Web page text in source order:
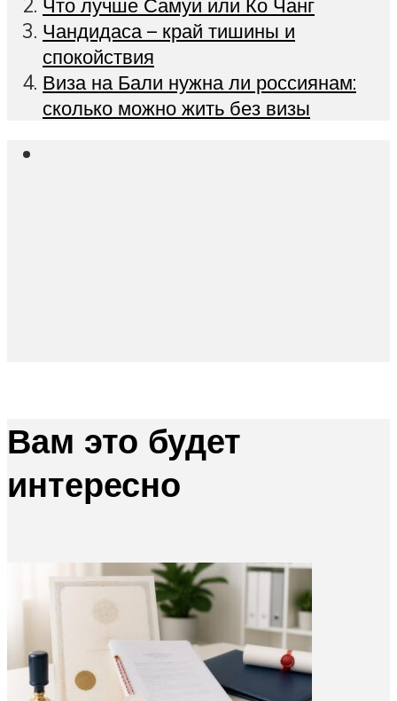
Чандидаса – край тишины и
спокойствия
Виза на Бали нужна ли россиянам:
сколько можно жить без визы
Вам это будет
интересно